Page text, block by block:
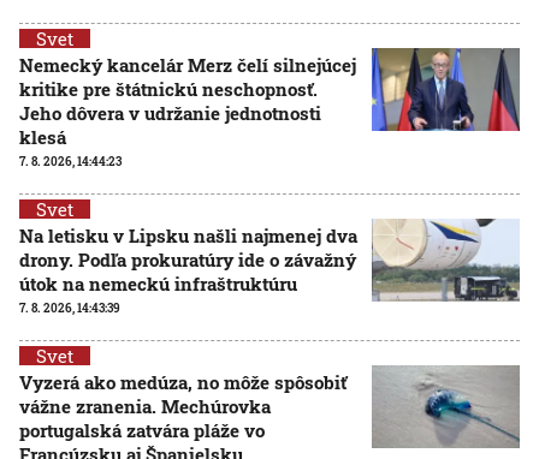
Svet
Nemecký kancelár Merz čelí silnejúcej
kritike pre štátnickú neschopnosť.
Jeho dôvera v udržanie jednotnosti
klesá
7. 8. 2026, 14:44:23
Svet
Na letisku v Lipsku našli najmenej dva
drony. Podľa prokuratúry ide o závažný
útok na nemeckú infraštruktúru
7. 8. 2026, 14:43:39
Svet
Vyzerá ako medúza, no môže spôsobiť
vážne zranenia. Mechúrovka
portugalská zatvára pláže vo
Francúzsku aj Španielsku